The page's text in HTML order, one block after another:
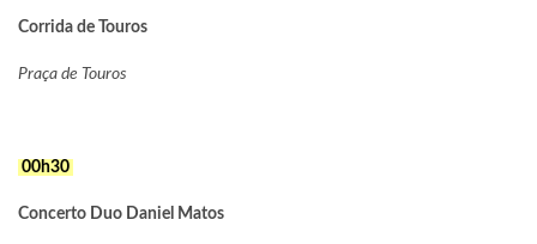
Corrida de Touros
Praça de Touros
00h30
Concerto Duo Daniel Matos